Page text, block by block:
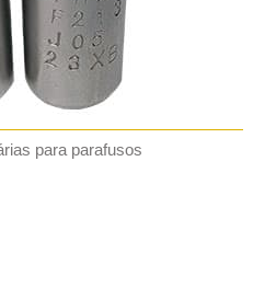
para parafusos